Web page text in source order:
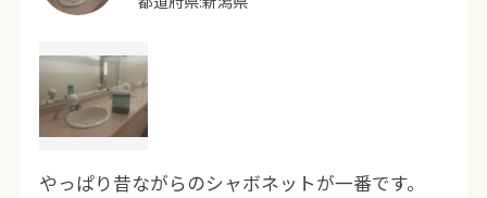
やっぱり昔ながらのシャボネットが一番です。